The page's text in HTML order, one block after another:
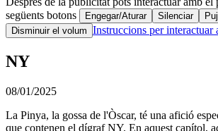
següents botons
Engegar/Aturar Silenciar
Disminuir el volum Instruccions per interactuar
NY
08/01/2025
La Pinya, la gossa de l'Òscar, té una afició
que contenen el dígraf NY. En aquest capítol,